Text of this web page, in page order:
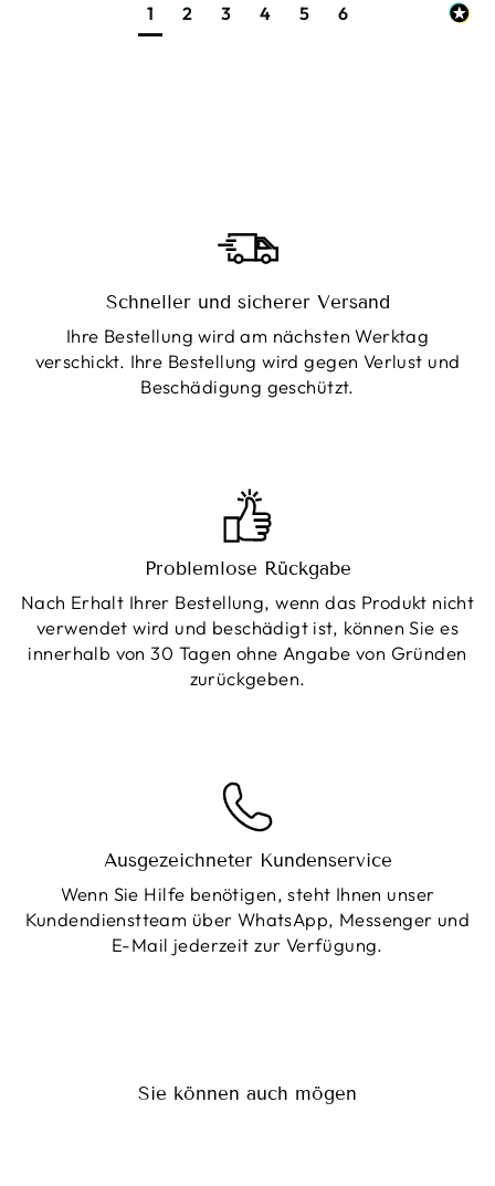
1 2 3 4 5 6
Schneller und sicherer Versand
Ihre Bestellung wird am nächsten Werktag
verschickt. Ihre Bestellung wird gegen Verlust und
Beschädigung geschützt.
Problemlose Rückgabe
Nach Erhalt Ihrer Bestellung, wenn das Produkt nicht
verwendet wird und beschädigt ist, können Sie es
innerhalb von 30 Tagen ohne Angabe von Gründen
zurückgeben.
Ausgezeichneter Kundenservice
Wenn Sie Hilfe benötigen, steht Ihnen unser
Kundendienstteam über WhatsApp, Messenger und
E-Mail jederzeit zur Verfügung.
Sie können auch mögen